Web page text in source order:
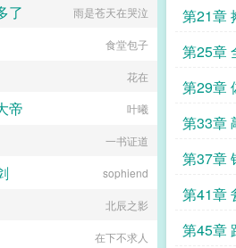
情报预
第21章
总长调
第25章
一秒太
第29章
通电话
第33章
城
第37章
子对付
第41章
笼子了
第45章
了 雨是苍天在哭泣
食堂包子
花在
帝 叶曦
一书证道
sophiend
北辰之影
在下不求人